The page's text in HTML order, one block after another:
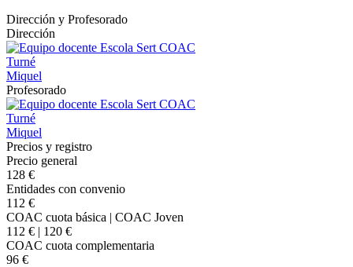
Dirección y Profesorado
Dirección
Turné
Miquel
Profesorado
Turné
Miquel
Precios y registro
Precio general
128 €
Entidades con convenio
112 €
COAC cuota básica | COAC Joven
112 € | 120 €
COAC cuota complementaria
96 €